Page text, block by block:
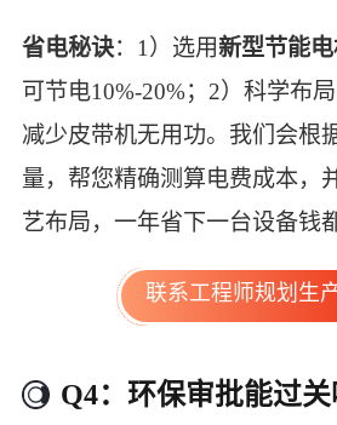
省电秘诀：1）选用新型节能
可节电10%-20%；2）科学布
减少皮带机无用功。我们会根
量，帮您精确测算电费成本，
艺布局，一年省下一台设备钱
联系工程师规划生
Q4：环保审批能过